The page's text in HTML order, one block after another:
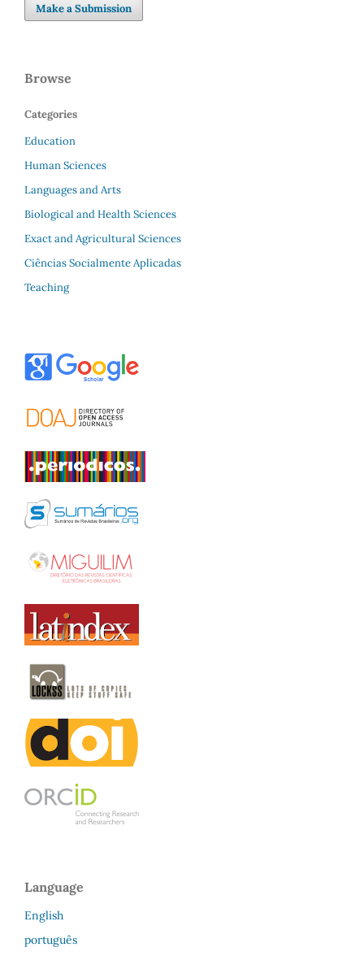
Make a Submission
Browse
Categories
Education
Human Sciences
Languages and Arts
Biological and Health Sciences
Exact and Agricultural Sciences
Ciências Socialmente Aplicadas
Teaching
Language
English
português